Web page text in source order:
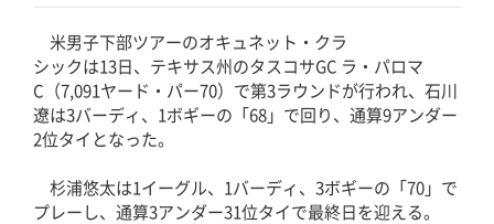
米男子下部ツアーのオキュネット・クラ
シックは13日、テキサス州のタスコサGC ラ・パロマ
C（7,091ヤード・パー70）で第3ラウンドが行われ、石川
遼は3バーディ、1ボギーの「68」で回り、通算9アンダー
2位タイとなった。
杉浦悠太は1イーグル、1バーディ、3ボギーの「70」で
プレーし、通算3アンダー31位タイで最終日を迎える。